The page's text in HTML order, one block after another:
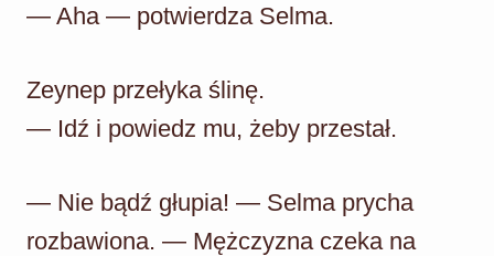
— Aha — potwierdza Selma.
Zeynep przełyka ślinę.
— Idź i powiedz mu, żeby przestał.
— Nie bądź głupia! — Selma prycha
rozbawiona. — Mężczyzna czeka na